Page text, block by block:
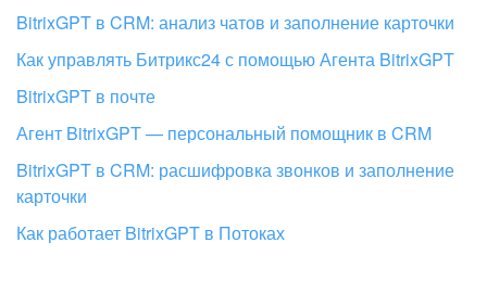
BitrixGPT в CRM: анализ чатов и заполнение карточки
Как управлять Битрикс24 с помощью Агента BitrixGPT
BitrixGPT в почте
Агент BitrixGPT — персональный помощник в CRM
BitrixGPT в CRM: расшифровка звонков и заполнение
карточки
Как работает BitrixGPT в Потоках